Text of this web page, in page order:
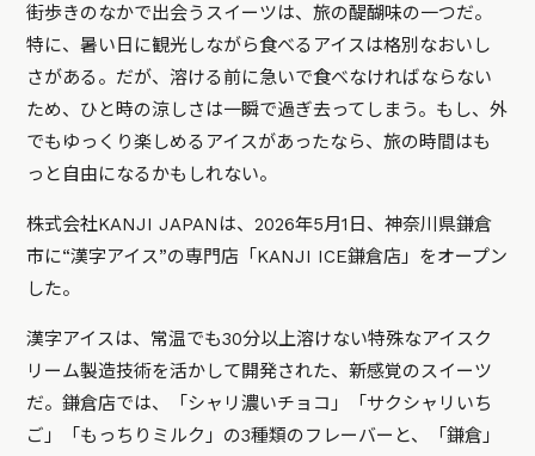
街歩きのなかで出会うスイーツは、旅の醍醐味の一つだ。
特に、暑い日に観光しながら食べるアイスは格別なおいし
さがある。だが、溶ける前に急いで食べなければならない
ため、ひと時の涼しさは一瞬で過ぎ去ってしまう。もし、外
でもゆっくり楽しめるアイスがあったなら、旅の時間はも
っと自由になるかもしれない。
株式会社KANJI JAPANは、2026年5月1日、神奈川県鎌倉
市に“漢字アイス”の専門店「KANJI ICE鎌倉店」をオープン
した。
漢字アイスは、常温でも30分以上溶けない特殊なアイスク
リーム製造技術を活かして開発された、新感覚のスイーツ
だ。鎌倉店では、「シャリ濃いチョコ」「サクシャリいち
ご」「もっちりミルク」の3種類のフレーバーと、「鎌倉」